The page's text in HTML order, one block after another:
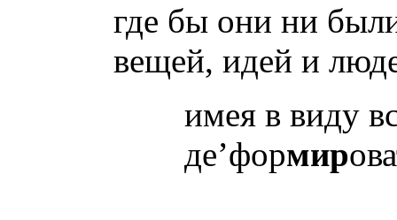
где бы они ни
вещей, идей и
имея в виду
де’формир